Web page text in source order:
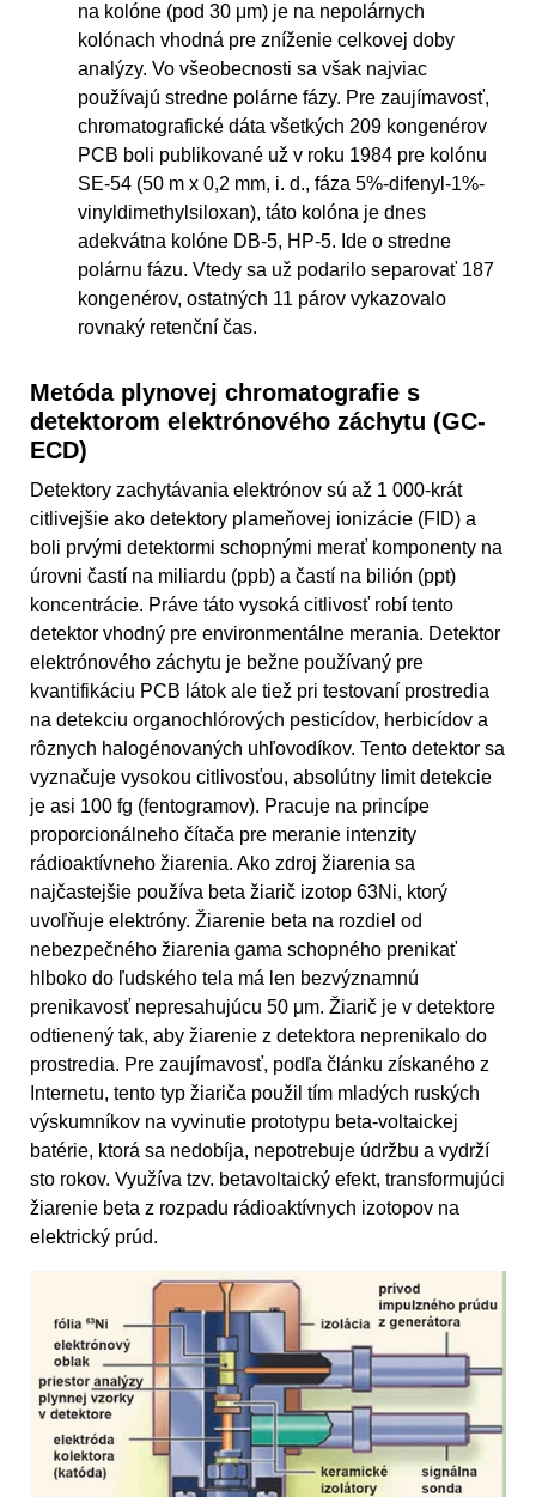
na kolóne (pod 30 μm) je na nepolárnych
kolónach vhodná pre zníženie celkovej doby
analýzy. Vo všeobecnosti sa však najviac
používajú stredne polárne fázy. Pre zaujímavosť,
chromatografické dáta všetkých 209 kongenérov
PCB boli publikované už v roku 1984 pre kolónu
SE-54 (50 m x 0,2 mm, i. d., fáza 5%-difenyl-1%-
vinyldimethylsiloxan), táto kolóna je dnes
adekvátna kolóne DB-5, HP-5. Ide o stredne
polárnu fázu. Vtedy sa už podarilo separovať 187
kongenérov, ostatných 11 párov vykazovalo
rovnaký retenční čas.
Metóda plynovej chromatografie s
detektorom elektrónového záchytu (GC-
ECD)
Detektory zachytávania elektrónov sú až 1 000-krát
citlivejšie ako detektory plameňovej ionizácie (FID) a
boli prvými detektormi schopnými merať komponenty na
úrovni častí na miliardu (ppb) a častí na bilión (ppt)
koncentrácie. Práve táto vysoká citlivosť robí tento
detektor vhodný pre environmentálne merania. Detektor
elektrónového záchytu je bežne používaný pre
kvantifikáciu PCB látok ale tiež pri testovaní prostredia
na detekciu organochlórových pesticídov, herbicídov a
rôznych halogénovaných uhľovodíkov. Tento detektor sa
vyznačuje vysokou citlivosťou, absolútny limit detekcie
je asi 100 fg (fentogramov). Pracuje na princípe
proporcionálneho čítača pre meranie intenzity
rádioaktívneho žiarenia. Ako zdroj žiarenia sa
najčastejšie používa beta žiarič izotop 63Ni, ktorý
uvoľňuje elektróny. Žiarenie beta na rozdiel od
nebezpečného žiarenia gama schopného prenikať
hlboko do ľudského tela má len bezvýznamnú
prenikavosť nepresahujúcu 50 μm. Žiarič je v detektore
odtienený tak, aby žiarenie z detektora neprenikalo do
prostredia. Pre zaujímavosť, podľa článku získaného z
Internetu, tento typ žiariča použil tím mladých ruských
výskumníkov na vyvinutie prototypu beta-voltaickej
batérie, ktorá sa nedobíja, nepotrebuje údržbu a vydrží
sto rokov. Využíva tzv. betavoltaický efekt, transformujúci
žiarenie beta z rozpadu rádioaktívnych izotopov na
elektrický prúd.